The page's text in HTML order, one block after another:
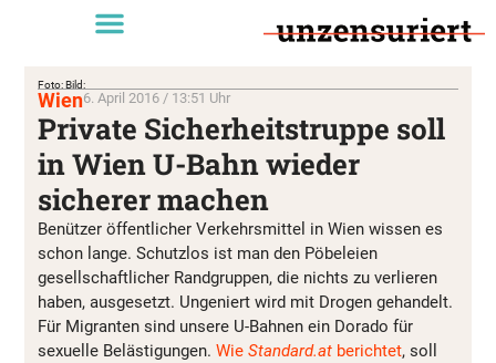
Foto: Bild:
Wien6. April 2016 / 13:51 Uhr
Private Sicherheitstruppe soll
in Wien U-Bahn wieder
sicherer machen
Benützer öffentlicher Verkehrsmittel in Wien wissen es
schon lange. Schutzlos ist man den Pöbeleien
gesellschaftlicher Randgruppen, die nichts zu verlieren
haben, ausgesetzt. Ungeniert wird mit Drogen gehandelt.
Für Migranten sind unsere U-Bahnen ein Dorado für
sexuelle Belästigungen. Wie Standard.at berichtet, soll